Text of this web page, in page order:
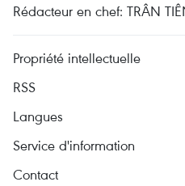
Rédacteur en chef: TRÂN
Propriété intellectuelle
RSS
Langues
Service d'information
Contact